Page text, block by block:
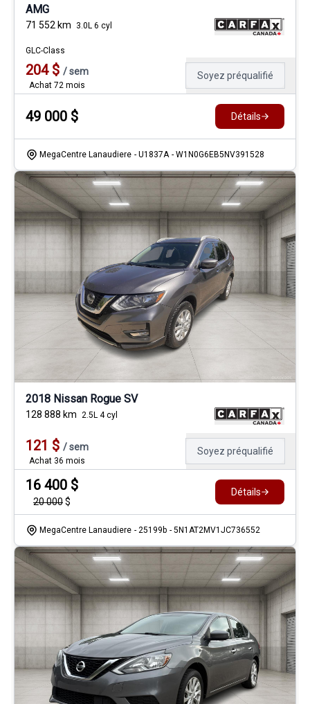
AMG
71 552 km 3.0L 6 cyl
GLC-Class
204$ /sem
Achat 72 mois
Soyez préqualifié
49 000 $ Détails
MegaCentre Lanaudiere - U1837A - W1N0G6EB5NV391528
2018 Nissan Rogue SV
128 888 km 2.5L 4 cyl
121 $ /sem
Achat 36 mois
Soyez préqualifié
16 400 $
20 000$
Détails
MegaCentre Lanaudiere - 25199b - 5N1AT2MV1JC736552